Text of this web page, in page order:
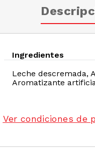
Ingredientes
Leche descremada,
Aromatizante
Ver condiciones de